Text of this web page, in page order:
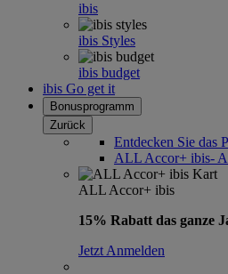
ibis
ibis Styles
ibis budget
ibis Go get it
Bonusprogramm
Zurück
Entdecken Sie das
ALL Accor+ ibis-
ALL Accor+ ibis
15% Rabatt das ganze
Jetzt Anmelden